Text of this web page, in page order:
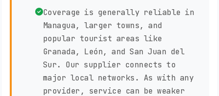
Coverage is generally reliable in
Managua, larger towns, and
popular tourist areas like
Granada, León, and San Juan del
Sur. Our supplier connects to
major local networks. As with any
provider, service can be weaker